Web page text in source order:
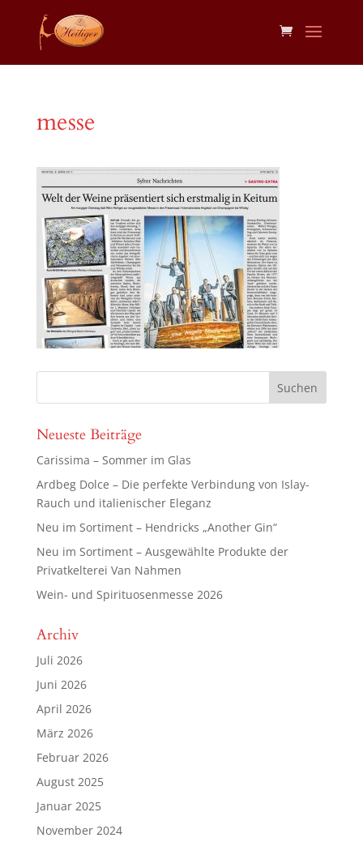
messe
Neueste Beiträge
Carissima – Sommer im Glas
Ardbeg Dolce – Die perfekte Verbindung von Islay-
Rauch und italienischer Eleganz
Neu im Sortiment – Hendricks „Another Gin“
Neu im Sortiment – Ausgewählte Produkte der
Privatkelterei Van Nahmen
Wein- und Spirituosenmesse 2026
Archiv
Juli 2026
Juni 2026
April 2026
März 2026
Februar 2026
August 2025
Januar 2025
November 2024